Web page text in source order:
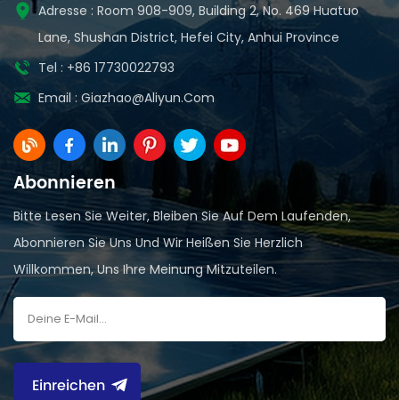
Adresse : Room 908-909, Building 2, No. 469 Huatuo
Lane, Shushan District, Hefei City, Anhui Province
Tel : +86 17730022793
Email : Giazhao@aliyun.com
Abonnieren
Bitte Lesen Sie Weiter, Bleiben Sie Auf Dem Laufenden,
Abonnieren Sie Uns Und Wir Heißen Sie Herzlich
Willkommen, Uns Ihre Meinung Mitzuteilen.
Einreichen